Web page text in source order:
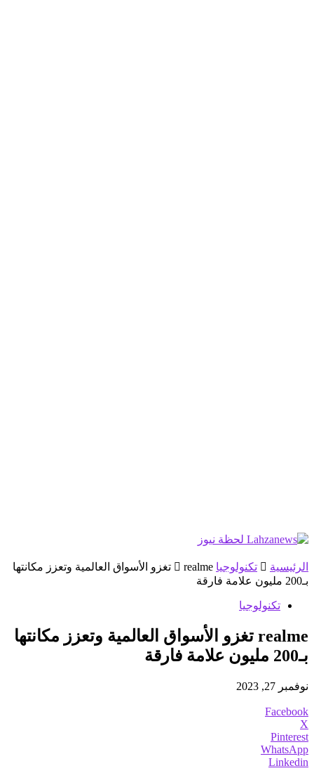
الرئيسية تكنولوجيا
realme تغزو الأسواق العالمية وتعزز مكانتها
بـ200 مليون علامة فارقة
تكنولوجيا
realme تغزو الأسواق العالمية وتعزز مكانتها
بـ200 مليون علامة فارقة
نوفمبر 27, 2023
Facebook
X
Pinterest
WhatsApp
Linkedin